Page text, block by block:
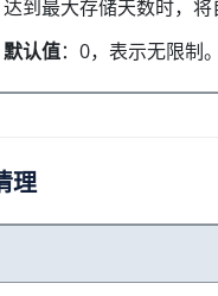
达到最大存储天数时，
默认值：0，表示无限制
理